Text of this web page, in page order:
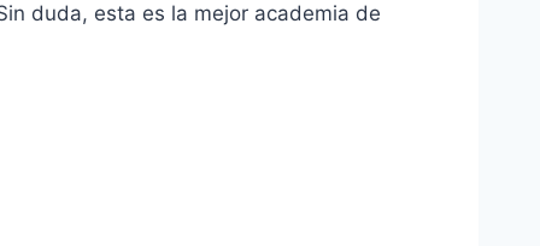
duda, esta es la mejor academia de